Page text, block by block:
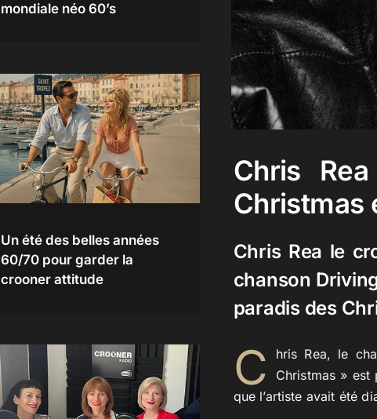
mondiale néo 60’s
Un été des belles années
60/70 pour garder la
crooner attitude
Chris
Christmas
Chris Rea le
chanson
paradis des
C
hris Rea, le
Christmas » est
que l’artiste avait été